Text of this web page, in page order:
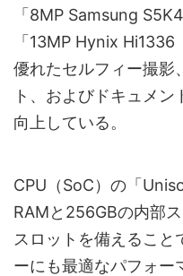
「8MP Samsung
「13MP Hynix Hi1336
優れたセルフィー撮影
ト、およびドキュメ
向上している。
CPU（SoC）の「
RAMと256GBの内部
スロットを備えること
ーにも最適なパフォー